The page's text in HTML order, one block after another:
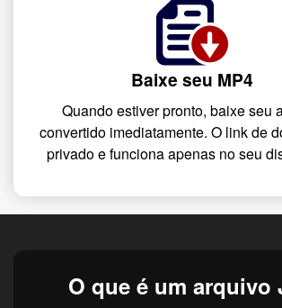
Baixe seu MP4
Quando estiver pronto, baixe seu
convertido imediatamente. O link de
privado e funciona apenas no seu
O que é um arquivo